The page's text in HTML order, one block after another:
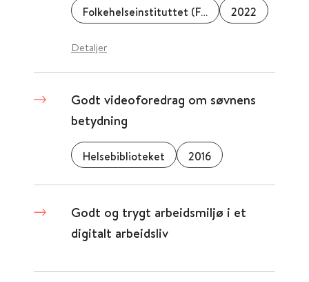
Folkehelseinstituttet (FHI) 2022
Detaljer
Godt videoforedrag om søvnens
betydning
Helsebiblioteket 2016
Godt og trygt arbeidsmiljø i et
digitalt arbeidsliv